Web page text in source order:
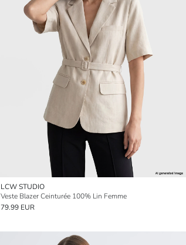
LCW STUDIO
Veste Blazer Ceinturée 100% Lin Femme
79.99 EUR